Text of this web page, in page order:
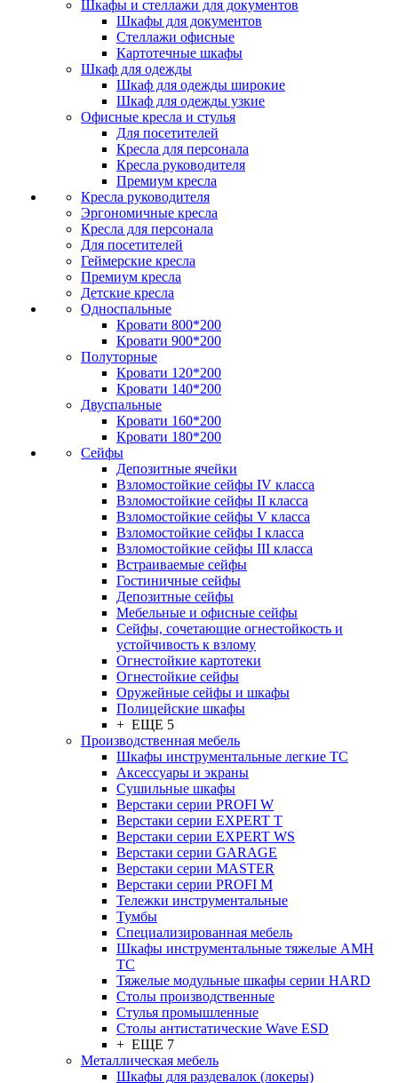
Шкафы и стеллажи для документов
Шкафы для документов
Стеллажи офисные
Картотечные шкафы
Шкаф для одежды
Шкаф для одежды широкие
Шкаф для одежды узкие
Офисные кресла и стулья
Для посетителей
Кресла для персонала
Кресла руководителя
Премиум кресла
Кресла руководителя
Эргономичные кресла
Кресла для персонала
Для посетителей
Геймерские кресла
Премиум кресла
Детские кресла
Односпальные
Кровати 800*200
Кровати 900*200
Полуторные
Кровати 120*200
Кровати 140*200
Двуспальные
Кровати 160*200
Кровати 180*200
Сейфы
Депозитные ячейки
Взломостойкие сейфы IV класса
Взломостойкие сейфы II класса
Взломостойкие сейфы V класса
Взломостойкие сейфы I класса
Взломостойкие сейфы III класса
Встраиваемые сейфы
Гостиничные сейфы
Депозитные сейфы
Мебельные и офисные сейфы
Сейфы, сочетающие огнестойкость и
устойчивость к взлому
Огнестойкие картотеки
Огнестойкие сейфы
Оружейные сейфы и шкафы
Полицейские шкафы
+ ЕЩЕ 5
Производственная мебель
Шкафы инструментальные легкие ТС
Аксессуары и экраны
Cушильные шкафы
Верстаки серии PROFI W
Верстаки серии EXPERT T
Верстаки серии EXPERT WS
Верстаки серии GARAGE
Верстаки серии MASTER
Верстаки серии PROFI M
Тележки инструментальные
Тумбы
Cпециализированная мебель
Шкафы инструментальные тяжелые AMH
TC
Тяжелые модульные шкафы серии HARD
Столы производственные
Стулья промышленные
Столы антистатические Wave ESD
+ ЕЩЕ 7
Металлическая мебель
Шкафы для раздевалок (локеры)